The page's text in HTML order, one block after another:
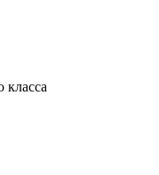
класса